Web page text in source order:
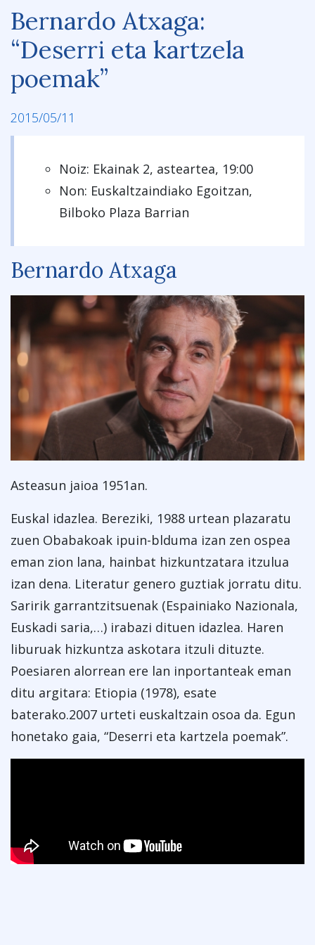
Bernardo Atxaga:
“Deserri eta kartzela
poemak”
2015/05/11
Noiz: Ekainak 2, asteartea, 19:00
Non: Euskaltzaindiako Egoitzan,
Bilboko Plaza Barrian
Bernardo Atxaga
Asteasun jaioa 1951an.
Euskal idazlea. Bereziki, 1988 urtean plazaratu
zuen Obabakoak ipuin-blduma izan zen ospea
eman zion lana, hainbat hizkuntzatara itzulua
izan dena. Literatur genero guztiak jorratu ditu.
Saririk garrantzitsuenak (Espainiako Nazionala,
Euskadi saria,…) irabazi dituen idazlea. Haren
liburuak hizkuntza askotara itzuli dituzte.
Poesiaren alorrean ere lan inportanteak eman
ditu argitara: Etiopia (1978), esate
baterako.2007 urteti euskaltzain osoa da. Egun
honetako gaia, “Deserri eta kartzela poemak”.